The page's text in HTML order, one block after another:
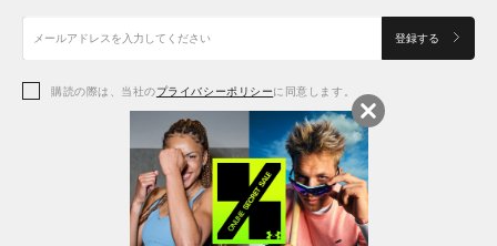
アクセサリー
アクセサリー
シューズ
アクセサリー
レギンス＆タイツ
シューズ
登録する
購読の際は、当社のプライバシーポリシーに同意します。